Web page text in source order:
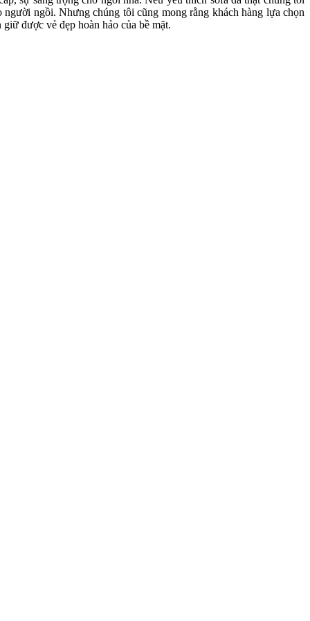
ngồi. Nhưng chúng tôi cũng mong rằng khách hàng lựa chọn
được vẻ đẹp hoàn hảo của bề mặt.